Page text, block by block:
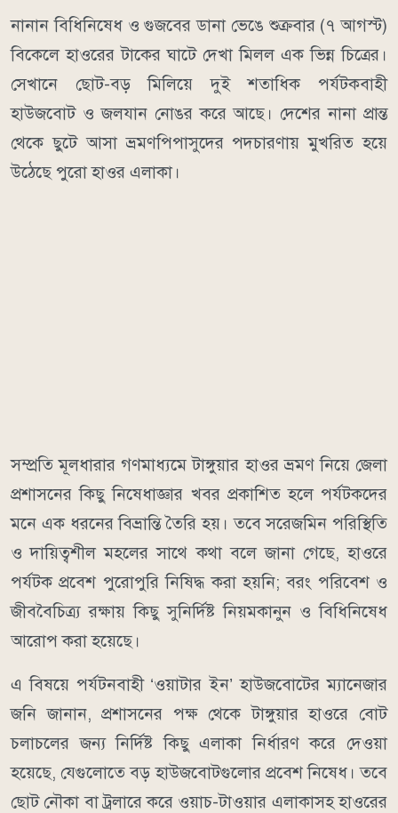
নানান বিধিনিষেধ ও গুজবের ডানা ভেঙে শুক্রবার (৭ আগস্ট)
বিকেলে হাওরের টাকের ঘাটে দেখা মিলল এক ভিন্ন চিত্রের।
সেখানে ছোট-বড় মিলিয়ে দুই শতাধিক পর্যটকবাহী
হাউজবোট ও জলযান নোঙর করে আছে। দেশের নানা প্রান্ত
থেকে ছুটে আসা ভ্রমণপিপাসুদের পদচারণায় মুখরিত হয়ে
উঠেছে পুরো হাওর এলাকা।
​সম্প্রতি মূলধারার গণমাধ্যমে টাঙ্গুয়ার হাওর ভ্রমণ নিয়ে জেলা
প্রশাসনের কিছু নিষেধাজ্ঞার খবর প্রকাশিত হলে পর্যটকদের
মনে এক ধরনের বিভ্রান্তি তৈরি হয়। তবে সরেজমিন পরিস্থিতি
ও দায়িত্বশীল মহলের সাথে কথা বলে জানা গেছে, হাওরে
পর্যটক প্রবেশ পুরোপুরি নিষিদ্ধ করা হয়নি; বরং পরিবেশ ও
জীববৈচিত্র্য রক্ষায় কিছু সুনির্দিষ্ট নিয়মকানুন ও বিধিনিষেধ
আরোপ করা হয়েছে।
​এ বিষয়ে পর্যটনবাহী ‘ওয়াটার ইন’ হাউজবোটের ম্যানেজার
জনি জানান, প্রশাসনের পক্ষ থেকে টাঙ্গুয়ার হাওরে বোট
চলাচলের জন্য নির্দিষ্ট কিছু এলাকা নির্ধারণ করে দেওয়া
হয়েছে, যেগুলোতে বড় হাউজবোটগুলোর প্রবেশ নিষেধ। তবে
ছোট নৌকা বা ট্রলারে করে ওয়াচ-টাওয়ার এলাকাসহ হাওরের